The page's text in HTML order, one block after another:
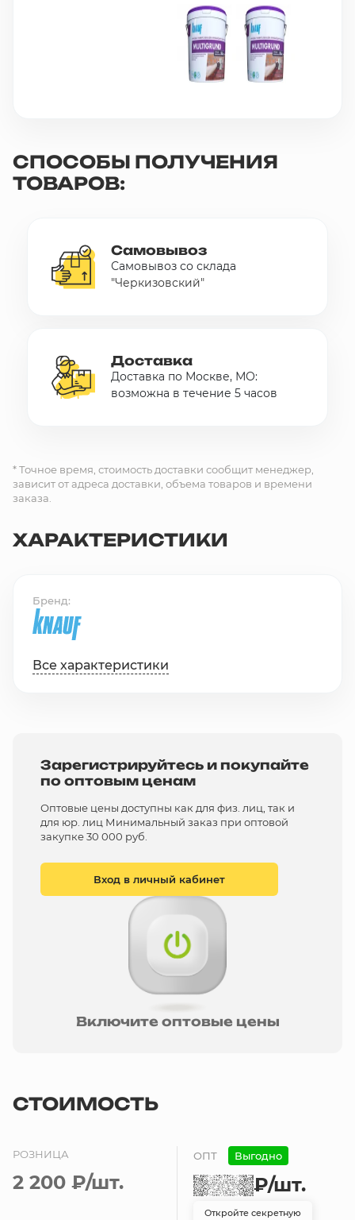
СПОСОБЫ ПОЛУЧЕНИЯ
ТОВАРОВ:
Самовывоз
Самовывоз со склада
"Черкизовский"
Доставка
Доставка по Москве, МО:
возможна в течение 5 часов
* Точное время, стоимость доставки сообщит менеджер,
зависит от адреса доставки, объема товаров и времени
заказа.
ХАРАКТЕРИСТИКИ
Бренд
Все характеристики
Зарегистрируйтесь и покупайте
по оптовым ценам
Оптовые цены доступны как для физ. лиц, так и
для юр. лиц Минимальный заказ при оптовой
закупке 30 000 руб.
Вход в личный кабинет
Включите оптовые цены
СТОИМОСТЬ
РОЗНИЦА
2 200 ₽/шт.
ОПТ Выгодно
₽/шт.
Откройте секретную